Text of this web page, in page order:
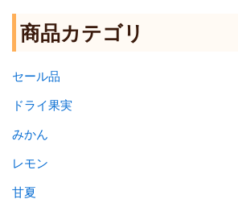
商品カテゴリ
セール品
ドライ果実
みかん
レモン
甘夏